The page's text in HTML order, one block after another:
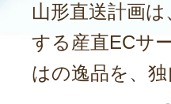
山形直送計画
する産直ECサ
はの逸品を、